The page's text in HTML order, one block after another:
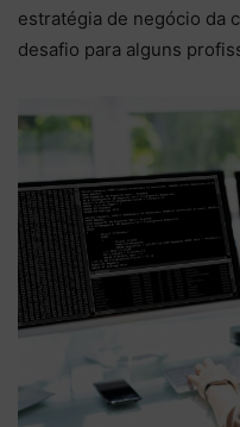
estratégia de negócio da
desafio para alguns